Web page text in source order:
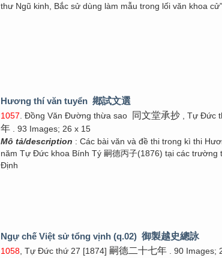
thư Ngũ kinh, Bắc sử dùng làm mẫu trong lối văn khoa cử”
Hương thí văn tuyển 鄕試文選
1057. Đồng Văn Đường thừa sao 同文堂承抄 , Tự Đức
年 . 93 Images; 26 x 15
Mô tả/description : Các bài văn và đề thi trong kì thi
năm Tự Đức khoa Bính Tý 嗣德丙子(1876) tại các trường
Định
Ngự chế Việt sử tổng vịnh (q.02) 御製越史總詠
1058, Tự Đức thứ 27 [1874] 嗣德二十七年 . 90 Images;